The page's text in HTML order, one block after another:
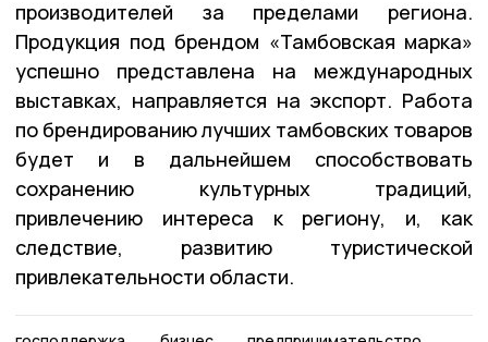
производителей за пределами региона.
Продукция под брендом «Тамбовская марка»
успешно представлена на международных
выставках, направляется на экспорт. Работа
по брендированию лучших тамбовских товаров
будет и в дальнейшем способствовать
сохранению культурных традиций,
привлечению интереса к региону, и, как
следствие, развитию туристической
привлекательности области.